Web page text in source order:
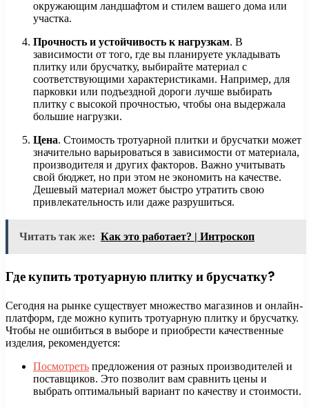
окружающим ландшафтом и стилем вашего дома или
участка.
Прочность и устойчивость к нагрузкам. В
зависимости от того, где вы планируете укладывать
плитку или брусчатку, выбирайте материал с
соответствующими характеристиками. Например, для
парковки или подъездной дороги лучше выбирать
плитку с высокой прочностью, чтобы она выдержала
большие нагрузки.
Цена. Стоимость тротуарной плитки и брусчатки может
значительно варьироваться в зависимости от материала,
производителя и других факторов. Важно учитывать
свой бюджет, но при этом не экономить на качестве.
Дешевый материал может быстро утратить свою
привлекательность или даже разрушиться.
Читать так же: Как это работает? | Интроскоп
Где купить тротуарную плитку и брусчатку?
Сегодня на рынке существует множество магазинов и онлайн-
платформ, где можно купить тротуарную плитку и брусчатку.
Чтобы не ошибиться в выборе и приобрести качественные
изделия, рекомендуется:
Посмотреть предложения от разных производителей и
поставщиков. Это позволит вам сравнить цены и
выбрать оптимальный вариант по качеству и стоимости.